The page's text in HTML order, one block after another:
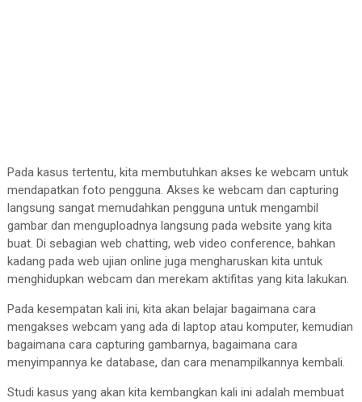
Pada kasus tertentu, kita membutuhkan akses ke webcam untuk
mendapatkan foto pengguna. Akses ke webcam dan capturing
langsung sangat memudahkan pengguna untuk mengambil
gambar dan menguploadnya langsung pada website yang kita
buat. Di sebagian web chatting, web video conference, bahkan
kadang pada web ujian online juga mengharuskan kita untuk
menghidupkan webcam dan merekam aktifitas yang kita lakukan.
Pada kesempatan kali ini, kita akan belajar bagaimana cara
mengakses webcam yang ada di laptop atau komputer, kemudian
bagaimana cara capturing gambarnya, bagaimana cara
menyimpannya ke database, dan cara menampilkannya kembali.
Studi kasus yang akan kita kembangkan kali ini adalah membuat